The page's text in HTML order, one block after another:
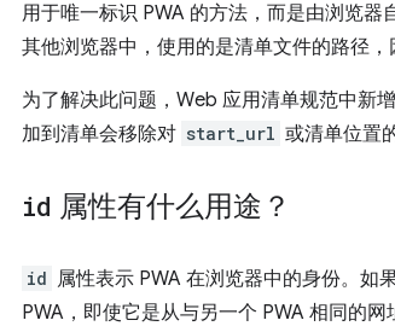
用于唯一标识 PWA 的方法，而是由浏览
其他浏览器中，使用的是清单文件的路径，
为了解决此问题，Web 应用清单规范中新
加到清单会移除对 start_url 或清单位置
id 属性有什么用途？
id 属性表示 PWA 在浏览器中的身份。如
PWA，即使它是从与另一个 PWA 相同的